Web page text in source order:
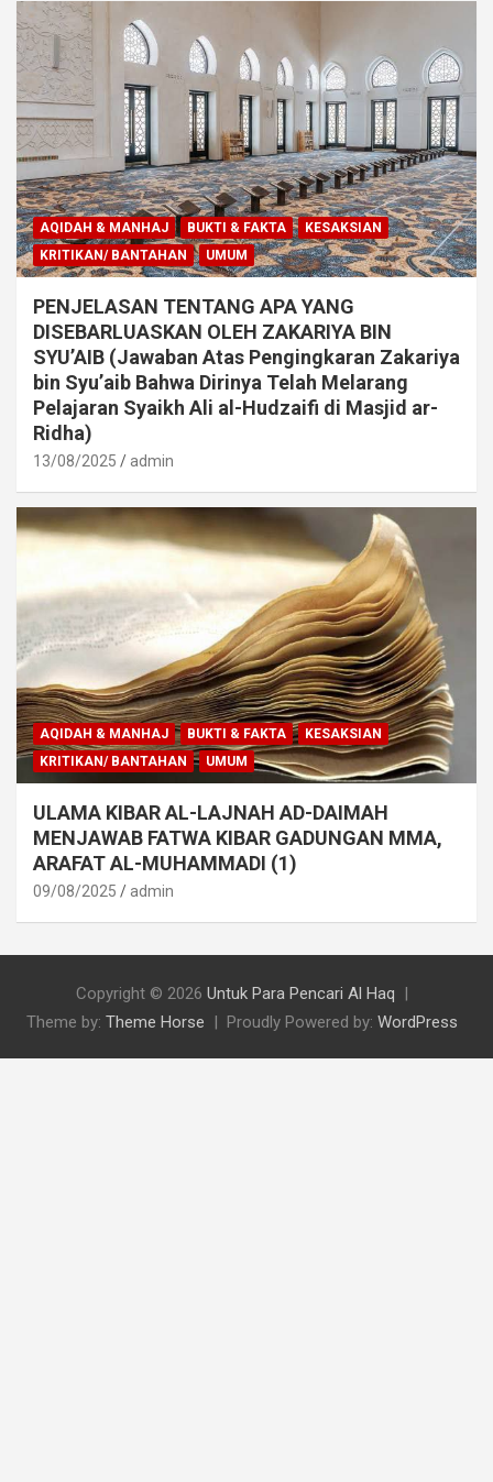
AQIDAH & MANHAJ BUKTI & FAKTA
KESAKSIAN
KRITIKAN/ BANTAHAN
UMUM
PENJELASAN TENTANG APA YANG
DISEBARLUASKAN OLEH ZAKARIYA BIN
SYU’AIB (Jawaban Atas Pengingkaran Zakariya
bin Syu’aib Bahwa Dirinya Telah Melarang
Pelajaran Syaikh Ali al-Hudzaifi di Masjid ar-
Ridha)
13/08/2025 admin
AQIDAH & MANHAJ BUKTI & FAKTA
KESAKSIAN
KRITIKAN/ BANTAHAN
UMUM
ULAMA KIBAR AL-LAJNAH AD-DAIMAH
MENJAWAB FATWA KIBAR GADUNGAN MMA,
ARAFAT AL-MUHAMMADI (1)
09/08/2025 admin
Copyright © 2026 Untuk Para Pencari Al Haq
Theme by: Theme Horse Proudly Powered by: WordPress